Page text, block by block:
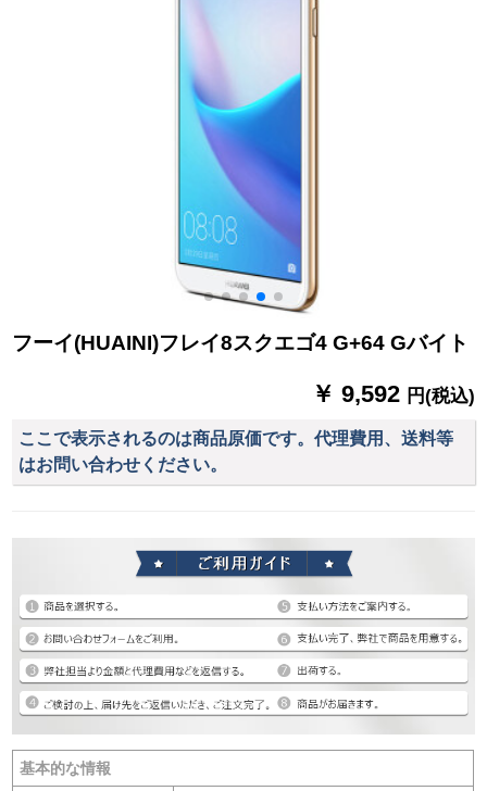
フーイ(HUAINI)フレイ8スクエゴ4 G+64 Gバイト
￥ 9,592 円(税込)
ここで表示されるのは商品原価です。代理費用、送料等
はお問い合わせください。
基本的な情報